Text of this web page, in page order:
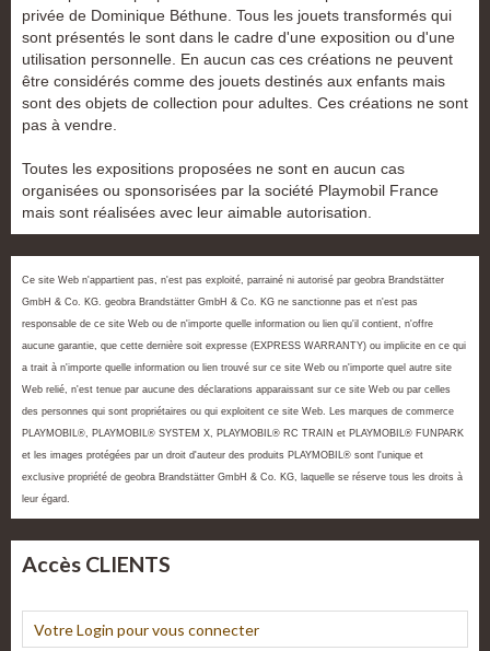
privée de Dominique Béthune. Tous les jouets transformés qui
sont présentés le sont dans le cadre d'une exposition ou d'une
utilisation personnelle. En aucun cas ces créations ne peuvent
être considérés comme des jouets destinés aux enfants mais
sont des objets de collection pour adultes. Ces créations ne sont
pas à vendre.
Toutes les expositions proposées ne sont en aucun cas
organisées ou sponsorisées par la société Playmobil France
mais sont réalisées avec leur aimable autorisation.
Ce site Web n'appartient pas, n'est pas exploité, parrainé ni autorisé par geobra Brandstätter
GmbH & Co. KG. geobra Brandstätter GmbH & Co. KG ne sanctionne pas et n'est pas
responsable de ce site Web ou de n'importe quelle information ou lien qu'il contient, n'offre
aucune garantie, que cette dernière soit expresse (EXPRESS WARRANTY) ou implicite en ce qui
a trait à n'importe quelle information ou lien trouvé sur ce site Web ou n'importe quel autre site
Web relié, n'est tenue par aucune des déclarations apparaissant sur ce site Web ou par celles
des personnes qui sont propriétaires ou qui exploitent ce site Web. Les marques de commerce
PLAYMOBIL®, PLAYMOBIL® SYSTEM X, PLAYMOBIL® RC TRAIN et PLAYMOBIL® FUNPARK
et les images protégées par un droit d'auteur des produits PLAYMOBIL® sont l'unique et
exclusive propriété de geobra Brandstätter GmbH & Co. KG, laquelle se réserve tous les droits à
leur égard.
Accès CLIENTS